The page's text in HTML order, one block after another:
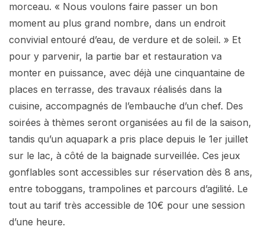
morceau. « Nous voulons faire passer un bon
moment au plus grand nombre, dans un endroit
convivial entouré d’eau, de verdure et de soleil. » Et
pour y parvenir, la partie bar et restauration va
monter en puissance, avec déjà une cinquantaine de
places en terrasse, des travaux réalisés dans la
cuisine, accompagnés de l’embauche d’un chef. Des
soirées à thèmes seront organisées au fil de la saison,
tandis qu’un aquapark a pris place depuis le 1er juillet
sur le lac, à côté de la baignade surveillée. Ces jeux
gonflables sont accessibles sur réservation dès 8 ans,
entre toboggans, trampolines et parcours d’agilité. Le
tout au tarif très accessible de 10€ pour une session
d’une heure.